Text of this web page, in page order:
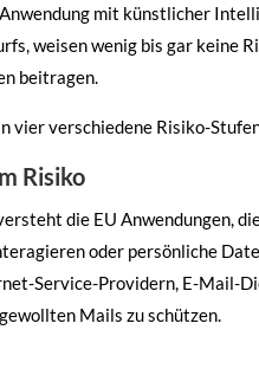
mit künstlicher
weisen wenig bis gar keine
beitragen.
vier verschiedene Risiko-
Risiko
die EU Anwendungen,
oder persönliche
Service-Providern, E-Mail-
Mails zu schützen.